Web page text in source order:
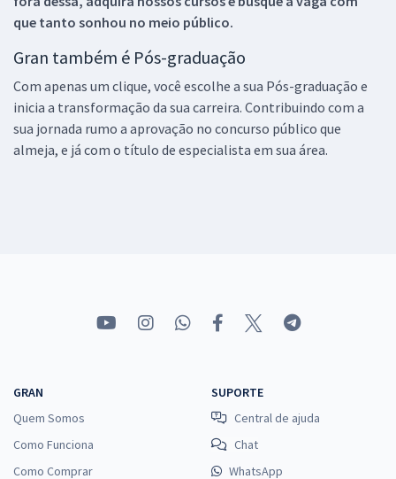
que tanto sonhou no meio público.
Gran também é Pós-graduação
Com apenas um clique, você escolhe a sua Pós-graduação e
inicia a transformação da sua carreira. Contribuindo com a
sua jornada rumo a aprovação no concurso público que
almeja, e já com o título de especialista em sua área.
GRAN
Quem Somos
Como Funciona
Como Comprar
SUPORTE
Central de ajuda
Chat
WhatsApp